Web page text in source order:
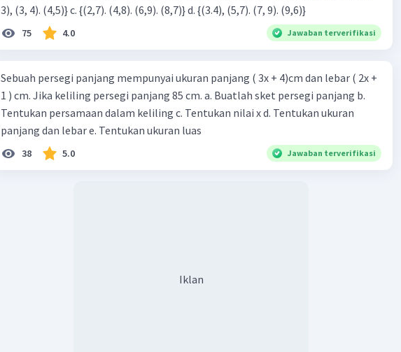
3), (3, 4). (4,5)} c. {(2,7). (4,8). (6,9). (8,7)} d. {(3.4), (5,7). (7, 9). (9,6)}
75 4.0 Jawaban terverifikasi
Sebuah persegi panjang mempunyai ukuran panjang ( 3x + 4)cm dan lebar ( 2x +
1 ) cm. Jika keliling persegi panjang 85 cm. a. Buatlah sket persegi panjang b.
Tentukan persamaan dalam keliling c. Tentukan nilai x d. Tentukan ukuran
panjang dan lebar e. Tentukan ukuran luas
38 5.0 Jawaban terverifikasi
Iklan